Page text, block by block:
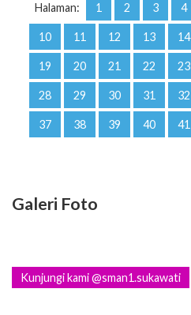
Halaman: 1 2 3 4
10 11 12 13 14
19 20 21 22 23
28 29 30 31 32
37 38 39 40 41
Galeri Foto
Kunjungi kami @sman1.sukawati